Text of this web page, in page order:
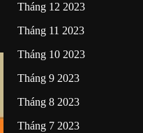
Tháng 12 2023
Tháng 11 2023
Tháng 10 2023
Tháng 9 2023
Tháng 8 2023
Tháng 7 2023